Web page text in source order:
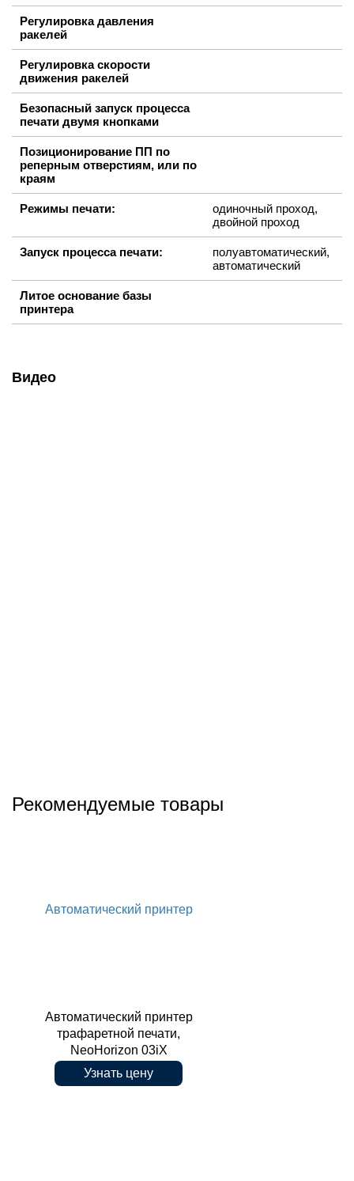
Регулировка давления
ракелей
Регулировка скорости
движения ракелей
Безопасный запуск процесса
печати двумя кнопками
Позиционирование ПП по
реперным отверстиям, или по
краям
Режимы печати:
одиночный проход,
двойной проход
Запуск процесса печати:
полуавтоматический,
автоматический
Литое основание базы
принтера
Видео
Рекомендуемые товары
Автоматический принтер
трафаретной печати, NeoHorizon
Автоматический принтер
трафаретной печати,
NeoHorizon 03iX
Узнать цену